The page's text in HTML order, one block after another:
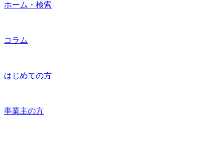
ホーム・検索
コラム
はじめての方
事業主の方